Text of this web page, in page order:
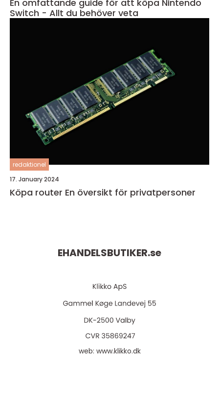
En omfattande guide för att köpa Nintendo
Switch - Allt du behöver veta
redaktionel
17. January 2024
Köpa router En översikt för privatpersoner
EHANDELSBUTIKER.se
web: www.klikko.dk